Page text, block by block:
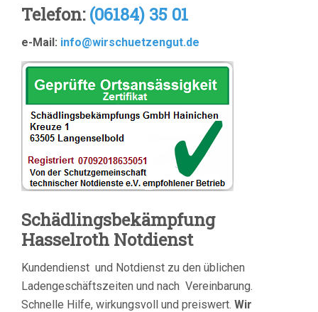
Telefon:(06184) 35 01
e-Mail: info@wirschuetzengut.de
Schädlingsbekämpfung
Hasselroth Notdienst
Kundendienst und Notdienst zu den üblichen
Ladengeschäftszeiten und nach Vereinbarung.
Schnelle Hilfe, wirkungsvoll und preiswert. Wir